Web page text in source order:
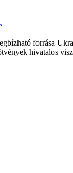
forrása
hivatalos